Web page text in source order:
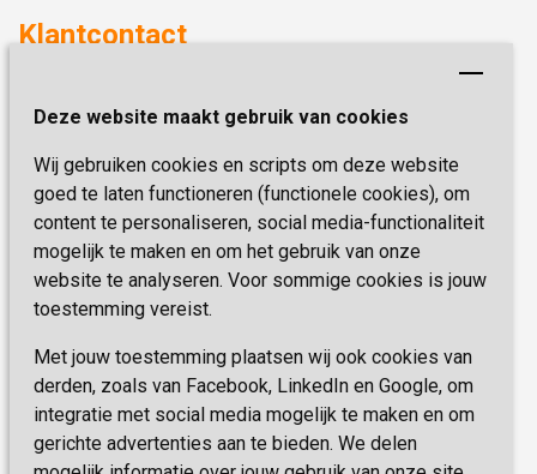
Deze website maakt gebruik van cookies
Wij gebruiken cookies en scripts om deze website
goed te laten functioneren (functionele cookies), om
content te personaliseren, social media-functionaliteit
mogelijk te maken en om het gebruik van onze
website te analyseren. Voor sommige cookies is jouw
toestemming vereist.
Met jouw toestemming plaatsen wij ook cookies van
derden, zoals van Facebook, LinkedIn en Google, om
integratie met social media mogelijk te maken en om
gerichte advertenties aan te bieden. We delen
Onze specialiteiten
Duurzaamheid
Kwaliteit & Klantbeleving
Missie & Visie
Vastgoed
Innovatie
Klantcontact
6419 PB Heerlen
Telefoon:0900 777 4 777
E-mail:zorgbemiddeling@sevagram.nl
Schrijf je nu in!
Blijf op de hoogte van de laatste activiteiten en
nieuwtjes met onze nieuwsbrief
INSCHRIJVEN